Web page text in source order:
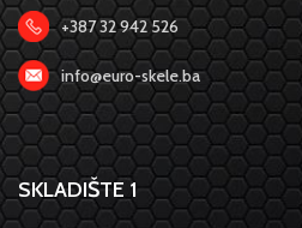
+387 32 942 526
info@euro-skele.ba
SKLADIŠTE 1